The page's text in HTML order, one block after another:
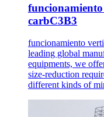
carbC3B3
funcionamiento
leading global
equipments, we
size-reduction
different kinds of